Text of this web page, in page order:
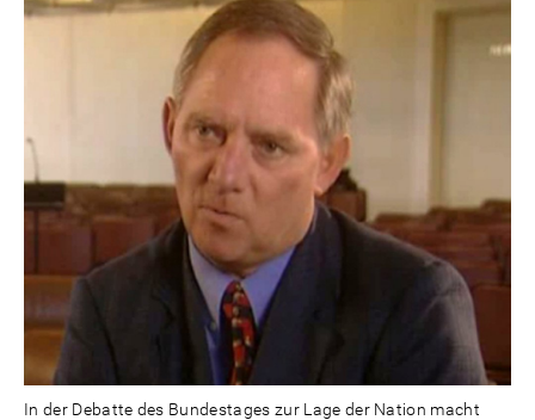
In der Debatte des Bundestages zur Lage der Nation macht